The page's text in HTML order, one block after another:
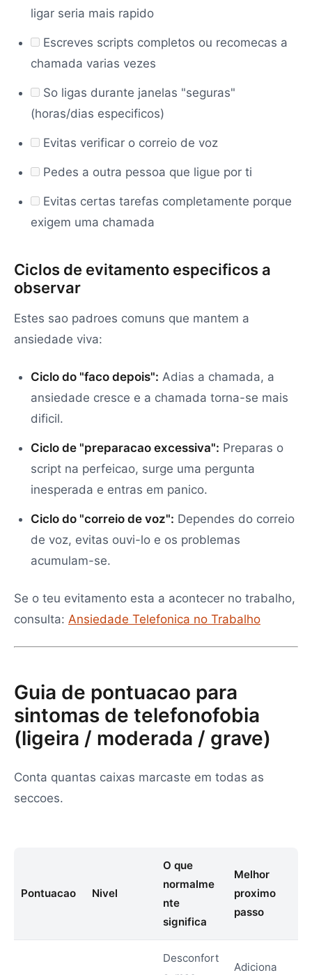
ligar seria mais rapido
Escreves scripts completos ou recomecas a
chamada varias vezes
So ligas durante janelas "seguras"
(horas/dias especificos)
Evitas verificar o correio de voz
Pedes a outra pessoa que ligue por ti
Evitas certas tarefas completamente porque
exigem uma chamada
Ciclos de evitamento especificos a
observar
Estes sao padroes comuns que mantem a
ansiedade viva:
Ciclo do "faco depois": Adias a chamada, a
ansiedade cresce e a chamada torna-se mais
dificil.
Ciclo de "preparacao excessiva": Preparas o
script na perfeicao, surge uma pergunta
inesperada e entras em panico.
Ciclo do "correio de voz": Dependes do correio
de voz, evitas ouvi-lo e os problemas
acumulam-se.
Se o teu evitamento esta a acontecer no trabalho,
consulta: Ansiedade Telefonica no Trabalho
Guia de pontuacao para
sintomas de telefonofobia
(ligeira / moderada / grave)
Conta quantas caixas marcaste em todas as
seccoes.
Pontuacao Nivel
O que
normalme
nte
significa
Melhor
proximo
passo
Desconfort
Adiciona